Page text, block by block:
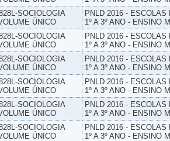
SOCIOLOGIA
ÚNICO
PNLD 2016 -
1º A 3º ANO - ENSINO
SOCIOLOGIA
ÚNICO
PNLD 2016 -
1º A 3º ANO - ENSINO
SOCIOLOGIA
ÚNICO
PNLD 2016 -
1º A 3º ANO - ENSINO
SOCIOLOGIA
ÚNICO
PNLD 2016 -
1º A 3º ANO - ENSINO
SOCIOLOGIA
ÚNICO
PNLD 2016 -
1º A 3º ANO - ENSINO
SOCIOLOGIA
ÚNICO
PNLD 2016 -
1º A 3º ANO - ENSINO